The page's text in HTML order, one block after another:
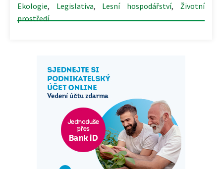
Ekologie, Legislativa, Lesní hospodářství, Životní
prostředí